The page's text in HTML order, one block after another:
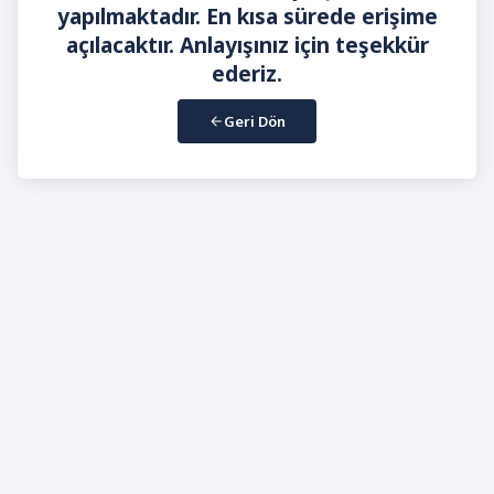
yapılmaktadır. En kısa sürede erişime
açılacaktır. Anlayışınız için teşekkür
ederiz.
Geri Dön